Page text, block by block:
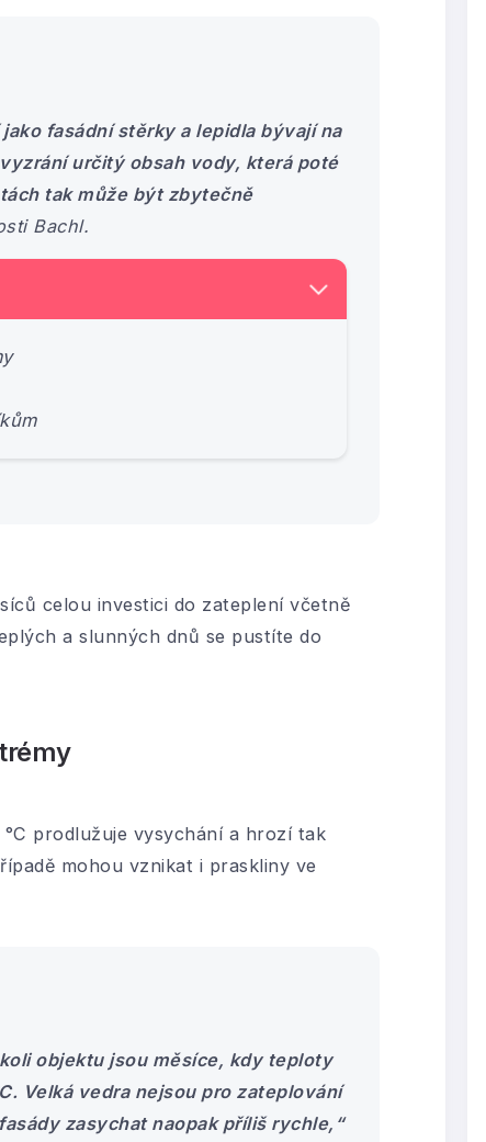
fasádní stěrky a lepidla bývají na
určitý obsah vody, která poté
tak může být zbytečně
Bachl.
celou investici do zateplení včetně
a slunných dnů se pustíte do
prodlužuje vysychání a hrozí tak
mohou vznikat i praskliny ve
objektu jsou měsíce, kdy teploty
Velká vedra nejsou pro zateplování
zasychat naopak příliš rychle,“